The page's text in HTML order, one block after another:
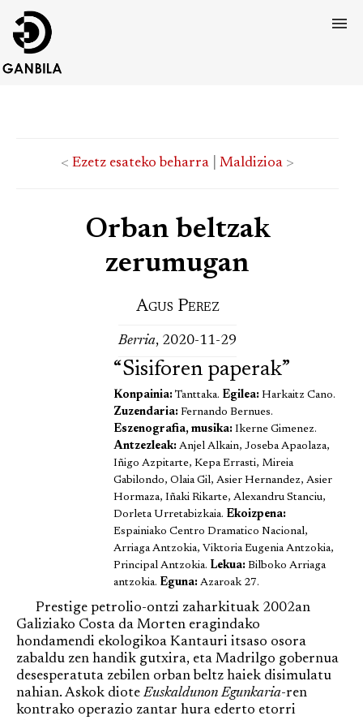
< Ezetz esateko beharra Maldizioa >
Orban beltzak
zerumugan
Agus Perez
Berria, 2020-11-29
“Sisiforen paperak”
Konpainia: Tanttaka. Egilea: Harkaitz Cano.
Zuzendaria: Fernando Bernues.
Eszenografia, musika: Ikerne Gimenez.
Antzezleak: Anjel Alkain, Joseba Apaolaza,
Iñigo Azpitarte, Kepa Errasti, Mireia
Gabilondo, Olaia Gil, Asier Hernandez, Asier
Hormaza, Iñaki Rikarte, Alexandru Stanciu,
Dorleta Urretabizkaia. Ekoizpena:
Espainiako Centro Dramatico Nacional,
Arriaga Antzokia, Viktoria Eugenia Antzokia,
Principal Antzokia. Lekua: Bilboko Arriaga
antzokia. Eguna: Azaroak 27.
Prestige petrolio-ontzi zaharkituak 2002an
Galiziako Costa da Morten eragindako
hondamendi ekologikoa Kantauri itsaso osora
zabaldu zen handik gutxira, eta Madrilgo gobernua
desesperatuta zebilen orban beltz haiek disimulatu
nahian. Askok dioteEuskaldunon Egunkaria-ren
kontrako operazio zantar hura ederto etorri